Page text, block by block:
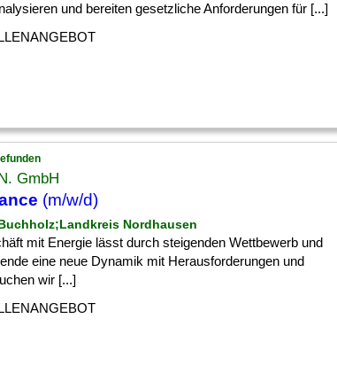
und bereiten gesetzliche Anforderungen für [...]
GmbH
(m/w/d)
Nordhausen
mit Energie lässt durch steigenden Wettbewerb und
eine neue Dynamik mit Herausforderungen und
wir [...]